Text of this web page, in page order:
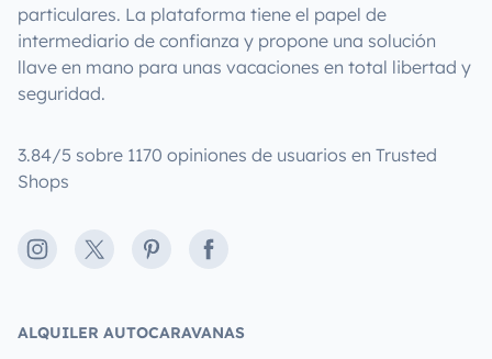
particulares. La plataforma tiene el papel de
intermediario de confianza y propone una solución
llave en mano para unas vacaciones en total libertad y
seguridad.
3.84/5 sobre 1170 opiniones de usuarios en Trusted
Shops
Instagram
X PinterestFacebook
ALQUILER AUTOCARAVANAS